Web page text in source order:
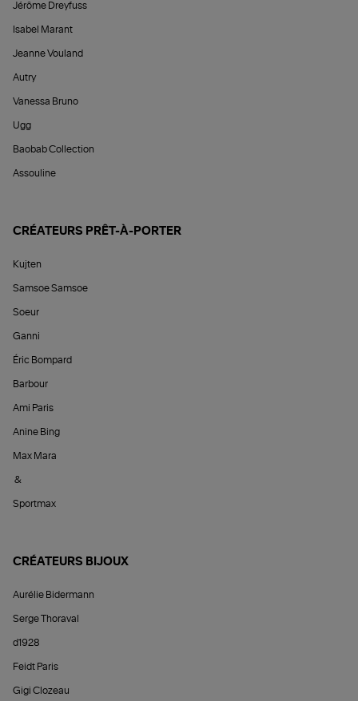
Jérôme Dreyfuss
Isabel Marant
Jeanne Vouland
Autry
Vanessa Bruno
Ugg
Baobab Collection
Assouline
CRÉATEURS PRÊT-À-PORTER
Kujten
Samsoe Samsoe
Soeur
Ganni
Éric Bompard
Barbour
Ami Paris
Anine Bing
Max Mara
&
Sportmax
CRÉATEURS BIJOUX
Aurélie Bidermann
Serge Thoraval
d1928
Feidt Paris
Gigi Clozeau